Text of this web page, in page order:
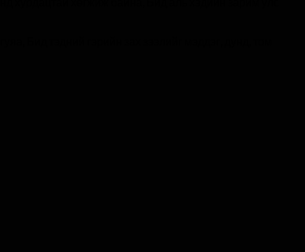
Бид тэдний гэрийн зах зээлийг мэддэг, дунд, том